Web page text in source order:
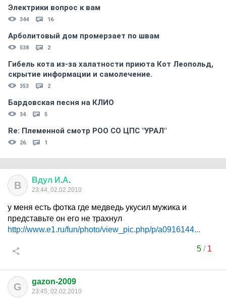
Электрики вопрос к вам
344 16
Арболитовый дом промерзает по швам
538 2
Гибель кота из-за халатности приюта Кот Леопольд,
скрытиe информации и самолечение.
353 2
Бардовская песня на КЛИО
34 5
Re: Племеннoй смoтр РOO CO ЦПС "УРАЛ"
26 1
В Вдул И .А.
23:44, 02.02.2010
у меня есть фотка где медведь укусил мужика и
представьте он его не трахнул
http://www.e1.ru/fun/photo/view_pic.php/p/a0916144...
5/ 1
G gazon-2009
23:45, 02.02.2010